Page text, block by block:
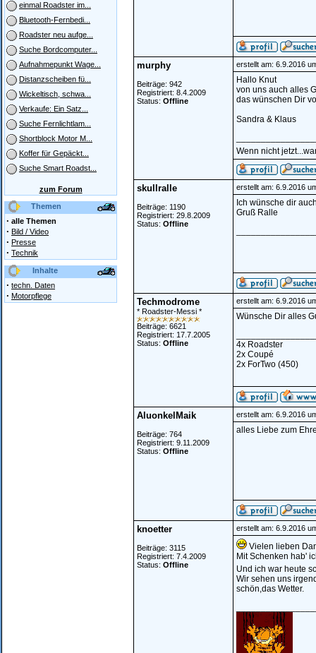
einmal Roadster im...
Bluetooth-Fernbedi...
Roadster neu aufge...
Suche Bordcomputer...
Aufnahmepunkt Wage...
Distanzscheiben fü...
Wickeltisch, schwa...
Verkaufe: Ein Satz...
Suche Fernlichtlam...
Shortblock Motor M...
Koffer für Gepäckt...
Suche Smart Roadst...
zum Forum
Themen
· alle Themen
· Bild / Video
· Presse
· Technik
Inhalte
· techn. Daten
· Motorpflege
murphy
Beiträge: 942
Registriert: 8.4.2009
Status: Offline
erstellt am: 6.9.2016
Hallo Knut
von uns auch alles
das wünschen Dir
Sandra & Klaus
Wenn nicht
skullralle
Beiträge: 1190
Registriert: 29.8.2009
Status: Offline
erstellt am: 6.9.2016
Ich wünsche dir
Gruß Ralle
Techmodrome
* Roadster-Messi *
Beiträge: 6621
Registriert: 17.7.2005
Status: Offline
erstellt am: 6.9.2016
Wünsche Dir alles
4x Roadster
2x Coupé
2x ForTwo (450)
AluonkelMaik
Beiträge: 764
Registriert: 9.11.2009
Status: Offline
erstellt am: 6.9.2016
alles Liebe zum
knoetter
Beiträge: 3115
Registriert: 7.4.2009
Status: Offline
erstellt am: 6.9.2016
Vielen lieben
Mit Schenken hab'
Und ich war heute
Wir sehen uns
schön,das Wetter.